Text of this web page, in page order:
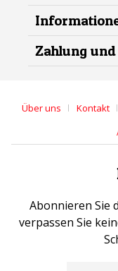
Zahlung
Über uns Kontakt
Abonnieren Sie
verpassen Sie